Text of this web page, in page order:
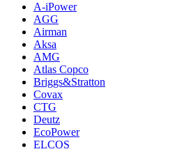
A-iPower
AGG
Airman
Aksa
AMG
Atlas Copco
Briggs&Stratton
Covax
CTG
Deutz
EcoPower
ELCOS